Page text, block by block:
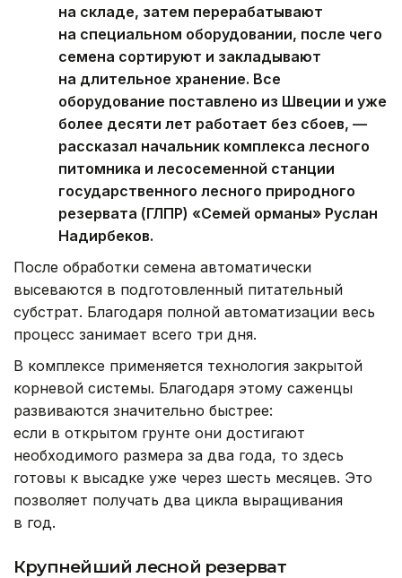
на складе, затем перерабатывают
на специальном оборудовании, после чего
семена сортируют и закладывают
на длительное хранение. Все
оборудование поставлено из Швеции и уже
более десяти лет работает без сбоев, —
рассказал начальник комплекса лесного
питомника и лесосеменной станции
государственного лесного природного
резервата (ГЛПР) «Семей орманы» Руслан
Надирбеков.
После обработки семена автоматически
высеваются в подготовленный питательный
субстрат. Благодаря полной автоматизации весь
процесс занимает всего три дня.
В комплексе применяется технология закрытой
корневой системы. Благодаря этому саженцы
развиваются значительно быстрее:
если в открытом грунте они достигают
необходимого размера за два года, то здесь
готовы к высадке уже через шесть месяцев. Это
позволяет получать два цикла выращивания
в год.
Крупнейший лесной резерват